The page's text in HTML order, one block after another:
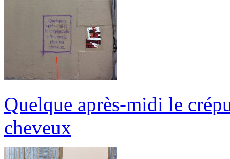
Quelque après-midi le
cheveux